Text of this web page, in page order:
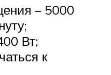
– 5000
Вт;
к